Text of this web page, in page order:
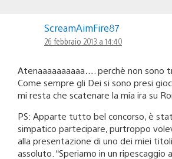
ScreamAimFire87
26 febbraio 2013 a 14:40
Atenaaaaaaaaaa…. perchè non sono
Come sempre gli Dei si sono presi
mi resta che scatenare la mia ira su
PS: Apparte tutto bel concorso, è
simpatico partecipare, purtroppo
alla presentazione di uno dei miei
assoluto. “Speriamo in un ripescaggio